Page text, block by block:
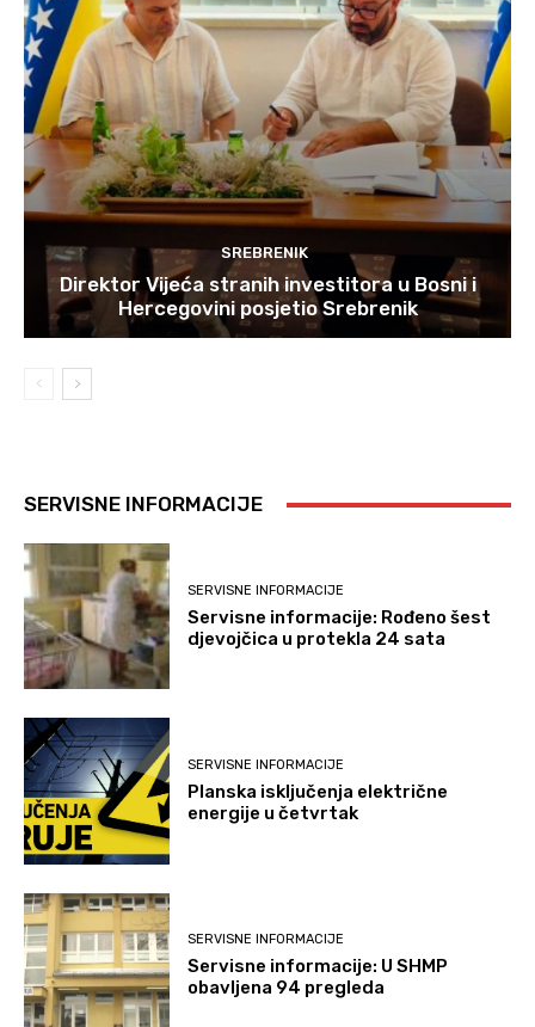
SREBRENIK
Direktor Vijeća stranih investitora u Bosni i
Hercegovini posjetio Srebrenik
SERVISNE INFORMACIJE
SERVISNE INFORMACIJE
Servisne informacije: Rođeno šest
djevojčica u protekla 24 sata
SERVISNE INFORMACIJE
Planska isključenja električne
energije u četvrtak
SERVISNE INFORMACIJE
Servisne informacije: U SHMP
obavljena 94 pregleda